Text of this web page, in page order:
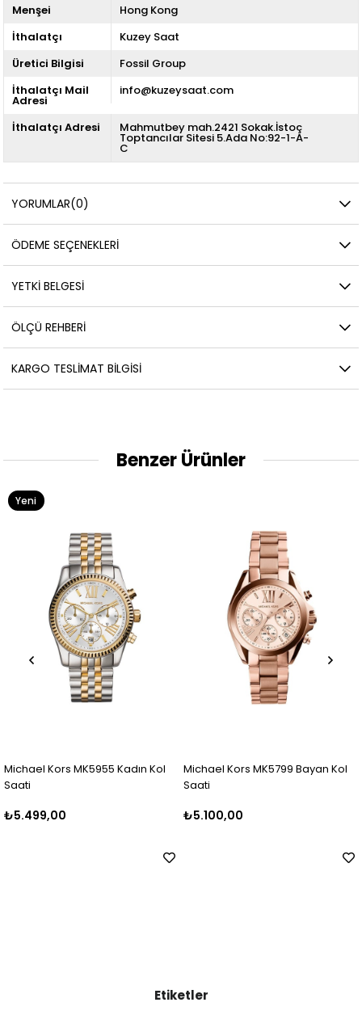
Menşei
Hong Kong
İthalatçı
Kuzey Saat
Üretici Bilgisi
Fossil Group
İthalatçı Mail
Adresi
info@kuzeysaat.com
İthalatçı Adresi Mahmutbey mah.2421 Sokak.İstoç
Toptancılar Sitesi 5.Ada No:92-1-A-
C
YORUMLAR(0)
ÖDEME SEÇENEKLERI
YETKİ BELGESİ
ÖLÇÜ REHBERI
KARGO TESLIMAT BILGISI
Benzer Ürünler
Kadın Kol
Michael Kors MK5799 Bayan Kol
Michael Kors
Etiketler